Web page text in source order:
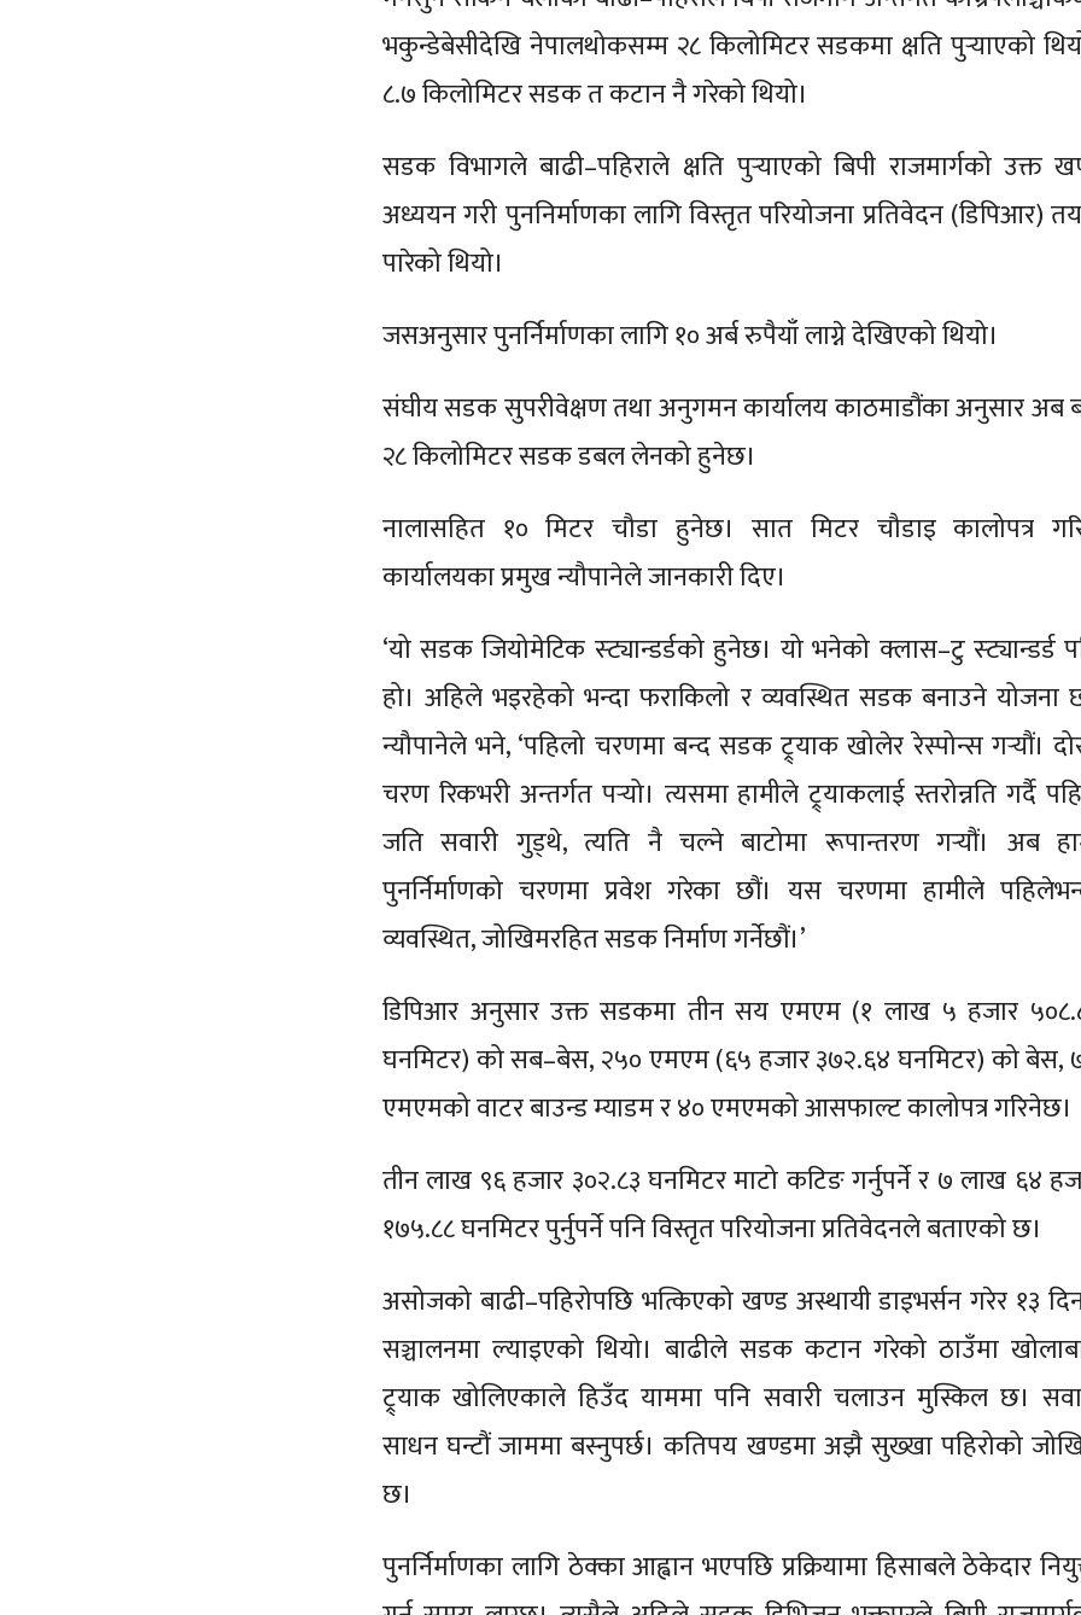
भकुन्डेबेसीदेखि नेपालथोकसम्म २८ किलोमिटर सडकमा क्षति पुर्‍याएको
८.७ किलोमिटर सडक त कटान नै गरेको थियो।
सडक विभागले बाढी–पहिराले क्षति पुर्‍याएको बिपी राजमार्गको उक्त
अध्ययन गरी पुननिर्माणका लागि विस्तृत परियोजना प्रतिवेदन (डिपिआर)
पारेको थियो।
जसअनुसार पुनर्निर्माणका लागि १० अर्ब रुपैयाँ लाग्ने देखिएको थियो।
संघीय सडक सुपरीवेक्षण तथा अनुगमन कार्यालय काठमाडौंका अनुसार अब
२८ किलोमिटर सडक डबल लेनको हुनेछ।
नालासहित १० मिटर चौडा हुनेछ। सात मिटर चौडाइ कालोपत्र
कार्यालयका प्रमुख न्यौपानेले जानकारी दिए।
‘यो सडक जियोमेटिक स्ट्यान्डर्डको हुनेछ। यो भनेको क्लास–टु स्ट्यान्डर्ड
हो। अहिले भइरहेको भन्दा फराकिलो र व्यवस्थित सडक बनाउने योजना
न्यौपानेले भने, ‘पहिलो चरणमा बन्द सडक ट्र्याक खोलेर रेस्पोन्स गर्‍यौं।
चरण रिकभरी अन्तर्गत पर्‍यो। त्यसमा हामीले ट्र्याकलाई स्तरोन्नति गर्दै
जति सवारी गुड्थे, त्यति नै चल्ने बाटोमा रूपान्तरण गर्‍यौं। अब
पुनर्निर्माणको चरणमा प्रवेश गरेका छौं। यस चरणमा हामीले
व्यवस्थित, जोखिमरहित सडक निर्माण गर्नेछौं।’
डिपिआर अनुसार उक्त सडकमा तीन सय एमएम (१ लाख ५ हजार
घनमिटर) को सब–बेस, २५० एमएम (६५ हजार ३७२.६४ घनमिटर) को बेस,
एमएमको वाटर बाउन्ड म्याडम र ४० एमएमको आसफाल्ट कालोपत्र गरिनेछ।
तीन लाख ९६ हजार ३०२.८३ घनमिटर माटो कटिङ गर्नुपर्ने र ७ लाख ६४
१७५.८८ घनमिटर पुर्नुपर्ने पनि विस्तृत परियोजना प्रतिवेदनले बताएको छ।
असोजको बाढी–पहिरोपछि भत्किएको खण्ड अस्थायी डाइभर्सन गरेर १३
सञ्चालनमा ल्याइएको थियो। बाढीले सडक कटान गरेको ठाउँमा
ट्र्याक खोलिएकाले हिउँद याममा पनि सवारी चलाउन मुस्किल छ।
साधन घन्टौं जाममा बस्नुपर्छ। कतिपय खण्डमा अझै सुख्खा पहिरोको
छ।
पुनर्निर्माणका लागि ठेक्का आह्वान भएपछि प्रक्रियामा हिसाबले ठेकेदार